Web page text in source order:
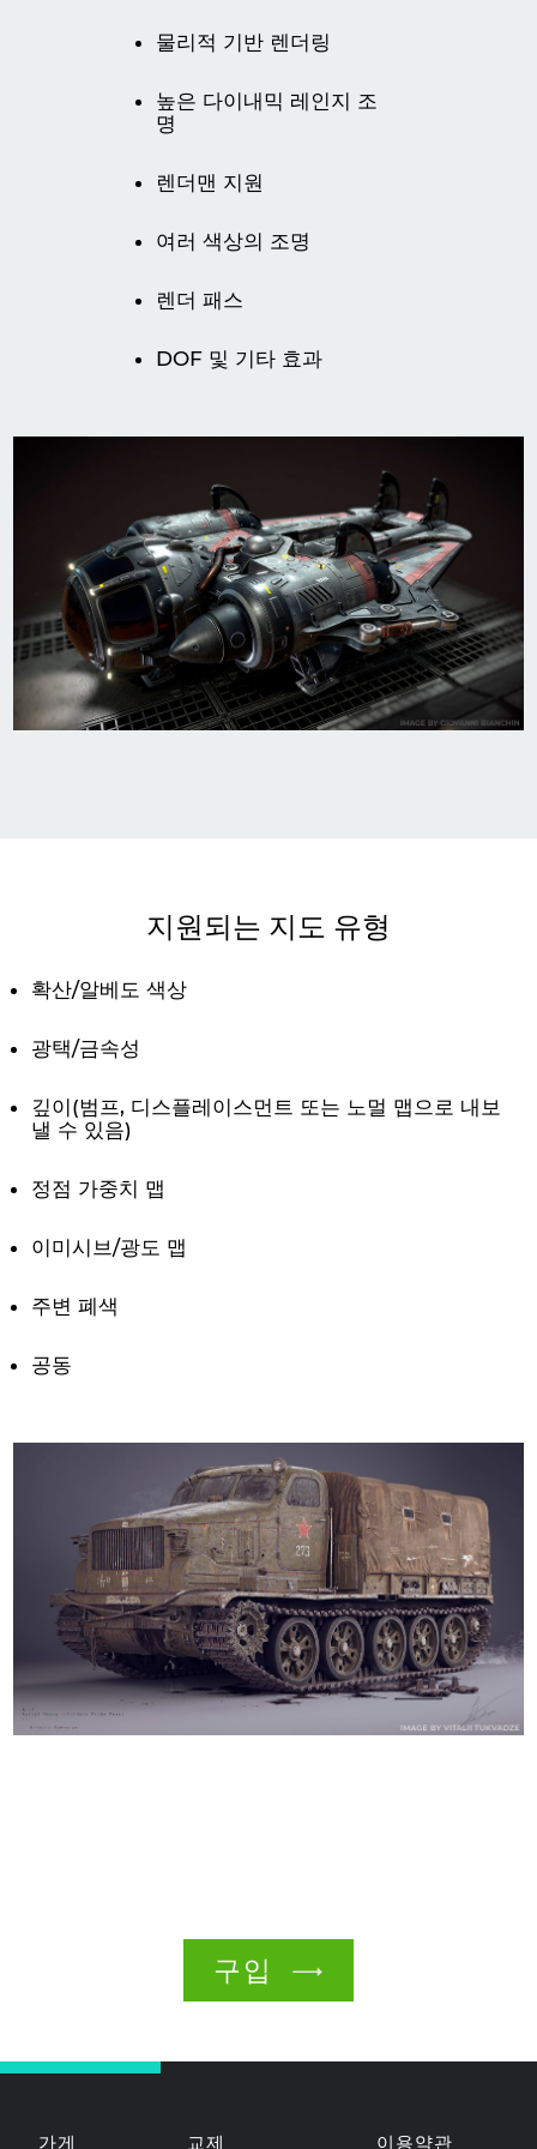
물리적 기반 렌더링
높은 다이내믹 레인지 조
명
렌더맨 지원
여러 색상의 조명
렌더 패스
DOF 및 기타 효과
지원되는 지도 유형
확산/알베도 색상
광택/금속성
깊이(범프, 디스플레이스먼트 또는 노멀 맵으로 내보
낼 수 있음)
정점 가중치 맵
이미시브/광도 맵
주변 폐색
공동
구입
가게 교제 이용약관